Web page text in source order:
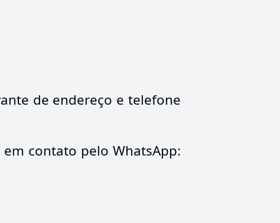
de endereço e telefone
contato pelo WhatsApp: